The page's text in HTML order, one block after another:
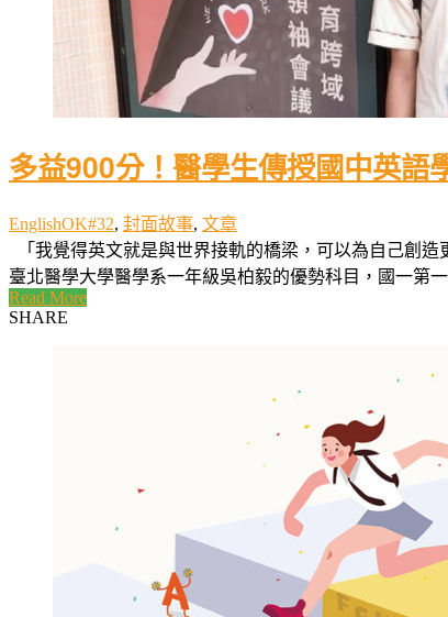
多益900分！醫學生傳授國中英語
EnglishOK#32, 封面故事, 文章
「我覺得英文就是與世界接軌的橋梁，可以為自己創
臺北醫學大學醫學系一年級吳柏毅的優勢科目，國一第
Read More
SHARE